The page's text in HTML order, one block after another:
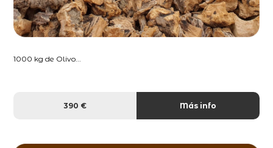
1000 kg de Olivo...
390 € Más info